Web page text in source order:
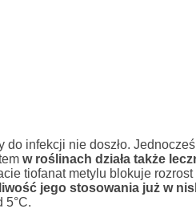
infekcji nie doszło.
w roślinach działa także
tiofanat metylu blokuje
jego stosowania już w
5°C.